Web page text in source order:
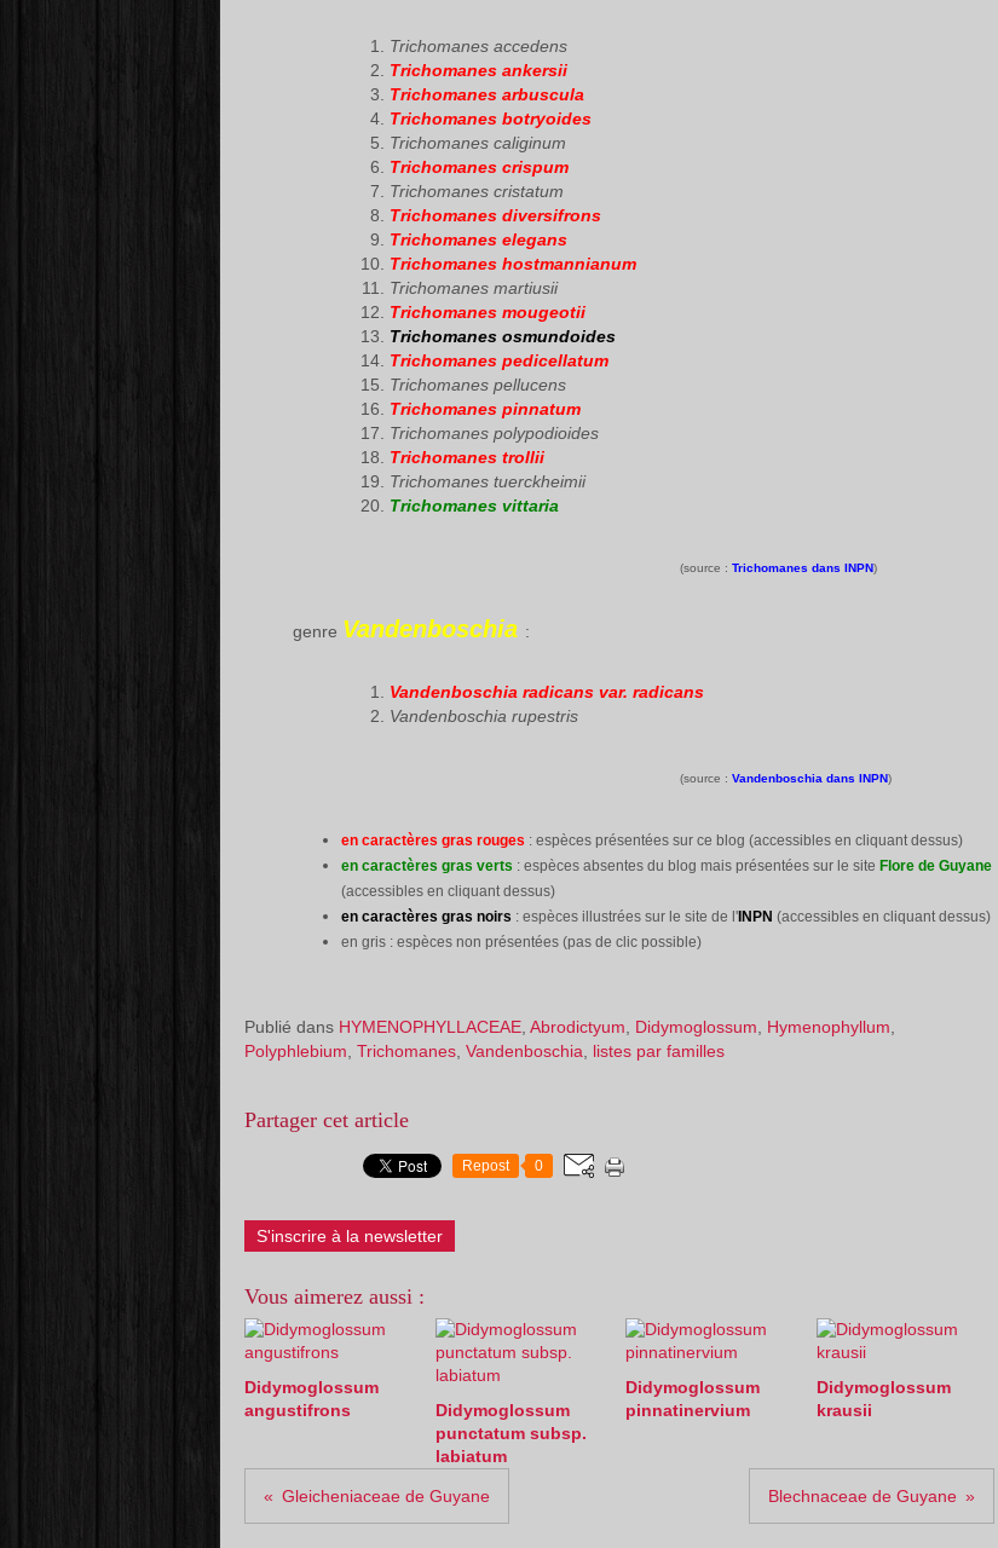
Trichomanes accedens
Trichomanes ankersii
Trichomanes arbuscula
Trichomanes botryoides
Trichomanes caliginum
Trichomanes crispum
Trichomanes cristatum
Trichomanes diversifrons
Trichomanes elegans
Trichomanes hostmannianum
Trichomanes martiusii
Trichomanes mougeotii
Trichomanes osmundoides
Trichomanes pedicellatum
Trichomanes pellucens
Trichomanes pinnatum
Trichomanes polypodioides
Trichomanes trollii
Trichomanes tuerckheimii
Trichomanes vittaria
(source : Trichomanes dans INPN)
genre Vandenboschia :
Vandenboschia radicans var. radicans
Vandenboschia rupestris
(source : Vandenboschia dans INPN)
en caractères gras rouges : espèces présentées sur ce blog (accessibles en cliquant dessus)
en caractères gras verts : espèces absentes du blog mais présentées sur le site Flore de Guyane
(accessibles en cliquant dessus)
en caractères gras noirs : espèces illustrées sur le site de l' INPN (accessibles en cliquant dessus)
en gris : espèces non présentées (pas de clic possible)
Publié dans HYMENOPHYLLACEAE Abrodictyum Didymoglossum Hymenophyllum
Polyphlebium Trichomanes Vandenboschia listes par familles
Partager cet article
Repost 0
S'inscrire à la newsletter
Vous aimerez aussi :
Didymoglossum
angustifrons
Didymoglossum
punctatum subsp.
labiatum
Didymoglossum
pinnatinervium
Didymoglossum
krausii
Gleicheniaceae de Guyane Blechnaceae de Guyane